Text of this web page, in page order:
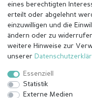
Impressum
eines berechtigten
erteilt oder abgelehnt
einzuwilligen und die
ändern oder zu
weitere Hinweise zur
unserer
Essenziell
Statistik
Externe Medien